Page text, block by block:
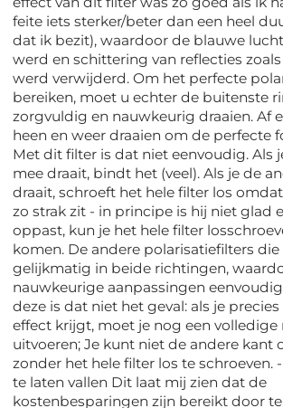
feite iets sterker/beter dan een heel
dat ik bezit), waardoor de blauwe
werd en schittering van reflecties
werd verwijderd. Om het perfecte
bereiken, moet u echter de buitenste
zorgvuldig en nauwkeurig draaien. Af
heen en weer draaien om de perfecte
Met dit filter is dat niet eenvoudig. Als
mee draait, bindt het (veel). Als je de
draait, schroeft het hele filter los
zo strak zit - in principe is hij niet glad
oppast, kun je het hele filter
komen. De andere polarisatiefilters die
gelijkmatig in beide richtingen,
nauwkeurige aanpassingen
deze is dat niet het geval: als je
effect krijgt, moet je nog een volledige
uitvoeren; Je kunt niet de andere kant
zonder het hele filter los te schroeven.
te laten vallen Dit laat mij zien dat de
kostenbesparingen zijn bereikt door